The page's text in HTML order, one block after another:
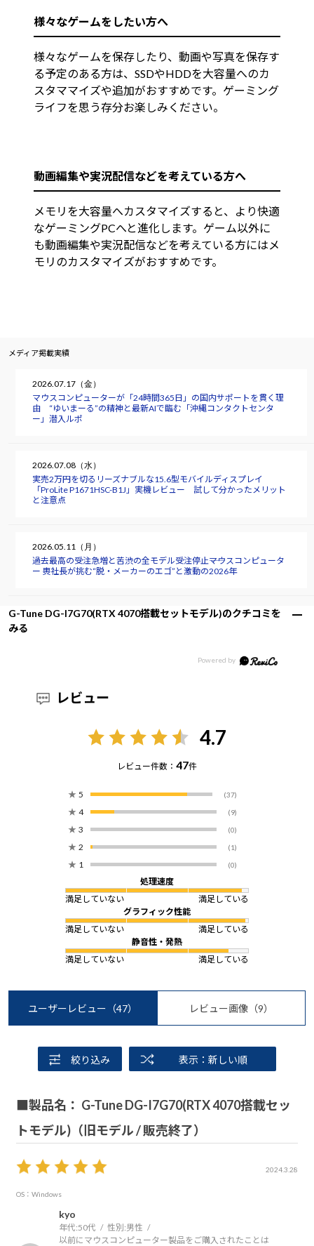
様々なゲームをしたい方へ
様々なゲームを保存したり、動画や写真を保存す
る予定のある方は、SSDやHDDを大容量へのカ
スタママイズや追加がおすすめです。ゲーミング
ライフを思う存分お楽しみください。
動画編集や実況配信などを考えている方へ
メモリを大容量へカスタマイズすると、より快適
なゲーミングPCへと進化します。ゲーム以外に
も動画編集や実況配信などを考えている方にはメ
モリのカスタマイズがおすすめです。
メディア掲載実績
2026.07.17（金）
マウスコンピューターが「24時間365日」の国内サポートを貫く理
由 “ゆいまーる”の精神と最新AIで臨む「沖縄コンタクトセンタ
ー」潜入ルポ
2026.07.08（水）
実売2万円を切るリーズナブルな15.6型モバイルディスプレイ
「ProLite P1671HSC-B1J」実機レビュー 試して分かったメリット
と注意点
2026.05.11（月）
過去最高の受注急増と苦渋の全モデル受注停止――マウスコンピュータ
ー 軣社長が挑む“脱・メーカーのエゴ”と激動の2026年
G-Tune DG-I7G70(RTX 4070搭載セットモデル)のクチコミを
みる
レビュー
4.7
レビュー件数： 47件
★ 5 (37)
★ 4 (9)
★ 3 (0)
★ 2 (1)
★ 1 (0)
処理速度
満足していない
満足している
グラフィック性能
満足していない
満足している
静音性・発熱
満足していない
満足している
ユーザーレビュー （47） レビュー画像 （9）
絞り込み 表示：新しい順
■製品名： G-Tune DG-I7G70(RTX 4070搭載セッ
トモデル)（旧モデル / 販売終了）
2024.3.28
OS：Windows
kyo
年代:50代 性別:男性
以前にマウスコンピューター製品をご購入されたことは